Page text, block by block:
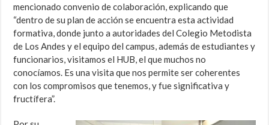
mencionado convenio de colaboración, explicando que
“dentro de su plan de acción se encuentra esta actividad
formativa, donde junto a autoridades del Colegio Metodista
de Los Andes y el equipo del campus, además de estudiantes y
funcionarios, visitamos el HUB, el que muchos no
conocíamos. Es una visita que nos permite ser coherentes
con los compromisos que tenemos, y fue significativa y
fructífera”.